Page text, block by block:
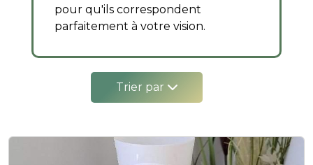
pour qu'ils correspondent
parfaitement à votre vision.
Trier par